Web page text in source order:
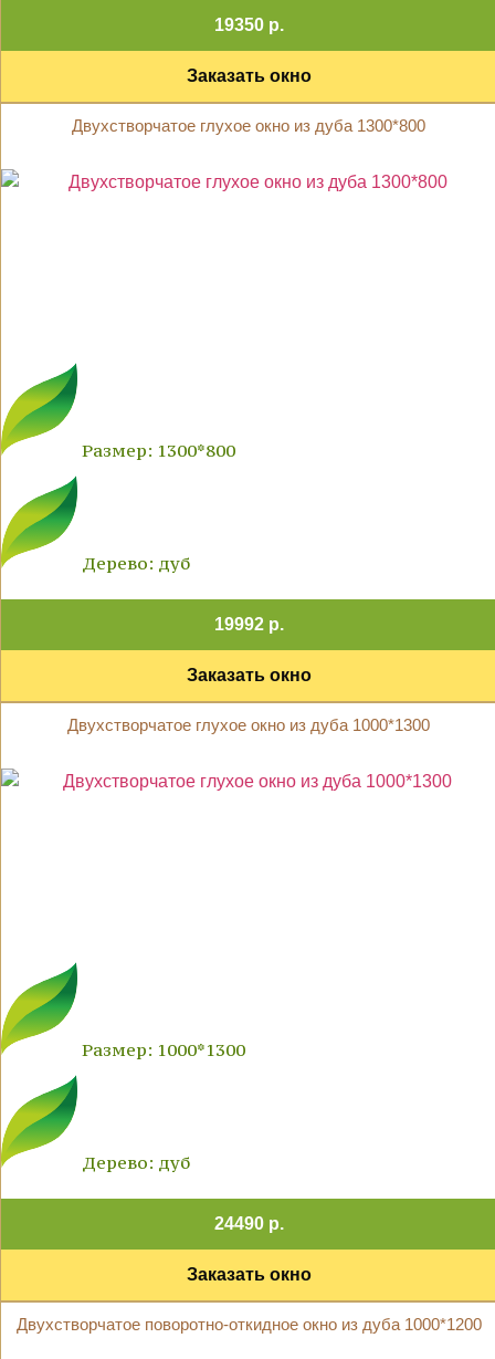
19350 р.
Заказать окно
Двухстворчатое глухое окно из дуба 1300*800
Размер: 1300*800
Дерево: дуб
19992 р.
Заказать окно
Двухстворчатое глухое окно из дуба 1000*1300
Размер: 1000*1300
Дерево: дуб
24490 р.
Заказать окно
Двухстворчатое поворотно-откидное окно из дуба 1000*1200